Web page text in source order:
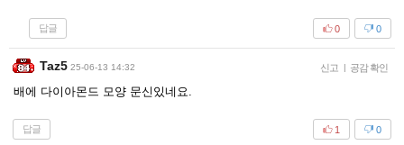
답글 0
0
Taz5 25-06-13 14:32 신고 | 공감 확인
배에 다이아몬드 모양 문신있네요.
답글 0
1